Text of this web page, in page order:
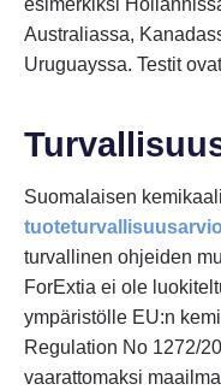
esimerkiksi
Australiassa,
Uruguayssa. Testit
Suomalaisen
turvallinen ohjeiden
ForExtia ei ole
ympäristölle EU:n
Regulation No 1272/
vaarattomaksi